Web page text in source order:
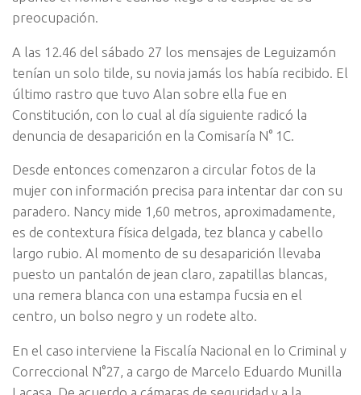
preocupación.
A las 12.46 del sábado 27 los mensajes de Leguizamón
tenían un solo tilde, su novia jamás los había recibido. El
último rastro que tuvo Alan sobre ella fue en
Constitución, con lo cual al día siguiente radicó la
denuncia de desaparición en la Comisaría N° 1C.
Desde entonces comenzaron a circular fotos de la
mujer con información precisa para intentar dar con su
paradero. Nancy mide 1,60 metros, aproximadamente,
es de contextura física delgada, tez blanca y cabello
largo rubio. Al momento de su desaparición llevaba
puesto un pantalón de jean claro, zapatillas blancas,
una remera blanca con una estampa fucsia en el
centro, un bolso negro y un rodete alto.
En el caso interviene la Fiscalía Nacional en lo Criminal y
Correccional N°27, a cargo de Marcelo Eduardo Munilla